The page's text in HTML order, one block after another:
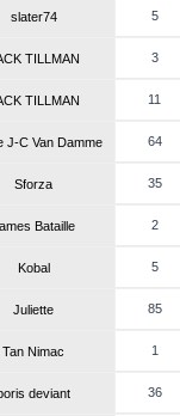
slater74 5
TILLMAN 3
TILLMAN 11
J-C Van Damme 64
Sforza 35
Bataille 2
Kobal 5
Juliette 85
Tan Nimac 1
deviant 36